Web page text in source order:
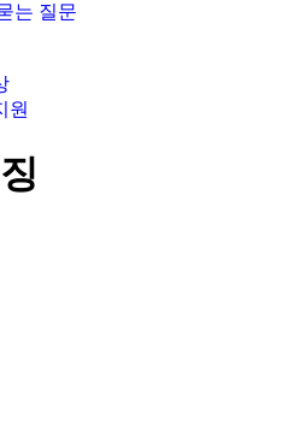
는 질문
원